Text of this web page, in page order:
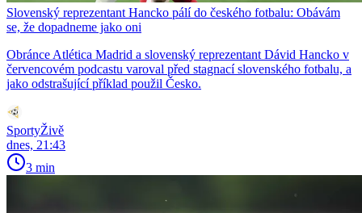
Slovenský reprezentant Hancko pálí do českého fotbalu: Obávám
se, že dopadneme jako oni
Obránce Atlética Madrid a slovenský reprezentant Dávid Hancko v
červencovém podcastu varoval před stagnací slovenského fotbalu, a
jako odstrašující příklad použil Česko.
SportyŽivě
dnes, 21:43
3 min